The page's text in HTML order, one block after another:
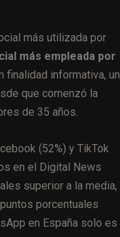
más utilizada por
más empleada por
finalidad informativa, un
que comenzó la
de 35 años.
(52%) y TikTok
en el Digital News
superior a la media,
porcentuales
en España solo es